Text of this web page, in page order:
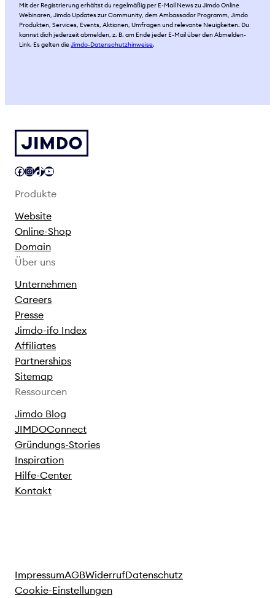
Mit der Registrierung erhältst du regelmäßig per E-Mail News zu Jimdo Online
Webinaren, Jimdo Updates zur Community, dem Ambassador Programm, Jimdo
Produkten, Services, Events, Aktionen, Umfragen und relevante Neuigkeiten. Du
kannst dich jederzeit abmelden, z. B. am Ende jeder E-Mail über den Abmelden-
Link. Es gelten dieJimdo-Datenschutzhinweise.
Facebook InstagramTikTok YouTube
Produkte
Website
Online-Shop
Domain
Über uns
Unternehmen
Careers
Presse
Jimdo-ifo Index
Affiliates
Partnerships
Sitemap
Ressourcen
Jimdo Blog
JIMDOConnect
Gründungs-Stories
Inspiration
Hilfe-Center
Kontakt
ImpressumAGBWiderrufDatenschutz
Cookie-Einstellungen